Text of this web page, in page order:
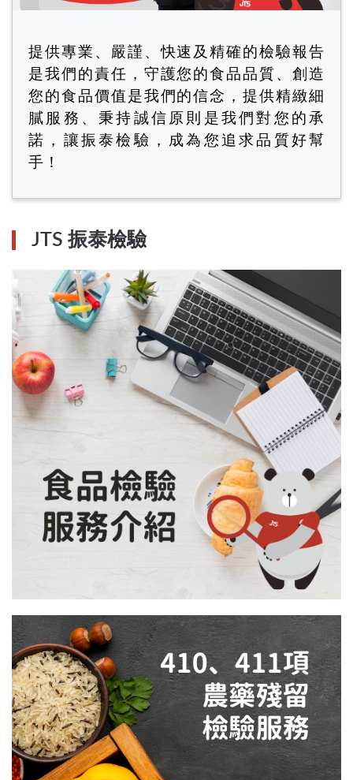
提供專業、嚴謹、快速及精確的檢驗報告
是我們的責任，守護您的食品品質、創造
您的食品價值是我們的信念，提供精緻細
膩服務、秉持誠信原則是我們對您的承
諾，讓振泰檢驗，成為您追求品質好幫
手！
JTS 振泰檢驗